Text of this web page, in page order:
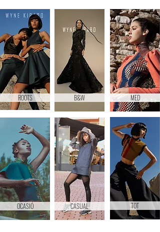
ROOTS B&W MED
OCASIÓ CASUAL TOT